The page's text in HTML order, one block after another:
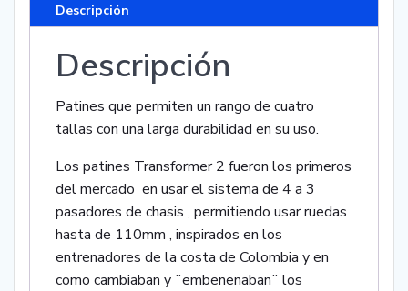
Descripción
Descripción
Patines que permiten un rango de cuatro
tallas con una larga durabilidad en su uso.
Los patines Transformer 2 fueron los primeros
del mercado en usar el sistema de 4 a 3
pasadores de chasis , permitiendo usar ruedas
hasta de 110mm , inspirados en los
entrenadores de la costa de Colombia y en
como cambiaban y ¨embenenaban¨ los